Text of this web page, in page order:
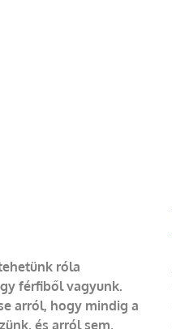
róla
férfiből vagyunk.
arról, hogy mindig a
és arról sem,